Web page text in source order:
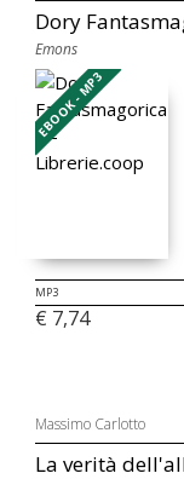
Dory
Emons
EBOOK - MP3
MP3
€ 7,74
Massimo Carlotto
La verità